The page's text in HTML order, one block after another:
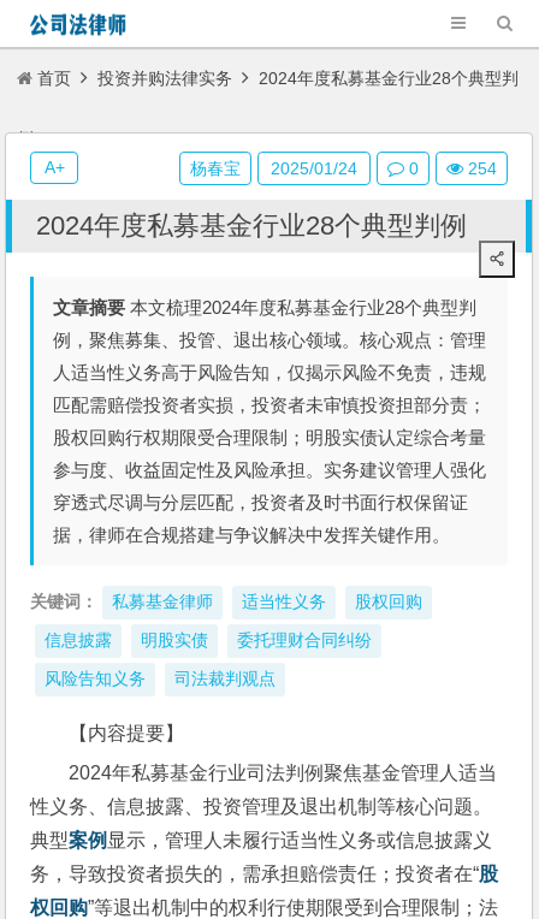
首页 投资并购法律实务 2024年度私募基金行业28个典型判
例
2024年度私募基金行业28个典型判例
文章摘要 本文梳理2024年度私募基金行业28个典型判
例，聚焦募集、投管、退出核心领域。核心观点：管理
人适当性义务高于风险告知，仅揭示风险不免责，违规
匹配需赔偿投资者实损，投资者未审慎投资担部分责；
股权回购行权期限受合理限制；明股实债认定综合考量
参与度、收益固定性及风险承担。实务建议管理人强化
穿透式尽调与分层匹配，投资者及时书面行权保留证
据，律师在合规搭建与争议解决中发挥关键作用。
关键词： 私募基金律师 适当性义务 股权回购
信息披露 明股实债 委托理财合同纠纷
风险告知义务 司法裁判观点
【内容提要】
2024年私募基金行业司法判例聚焦基金管理人适当
性义务、信息披露、投资管理及退出机制等核心问题。
典型案例 显示，管理人未履行适当性义务或信息披露义
务，导致投资者损失的，需承担赔偿责任；投资者在“股
权回购”等退出机制中的权利行使期限受到合理限制；法
杨春宝 2025/01/24 0 254
A+